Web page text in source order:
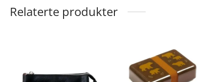
Relaterte produkter